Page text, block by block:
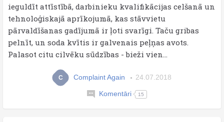
ieguldīt attīstībā, darbinieku kvalifikācijas celšanā un
tehnoloģiskajā aprīkojumā, kas stāvvietu
pārvaldīšanas gadījumā ir ļoti svarīgi. Taču gribas
pelnīt, un soda kvītis ir galvenais peļņas avots.
Palasot citu cilvēku sūdzības - bieži vien...
C Complaint Again 24.07.2018
Komentāri 15